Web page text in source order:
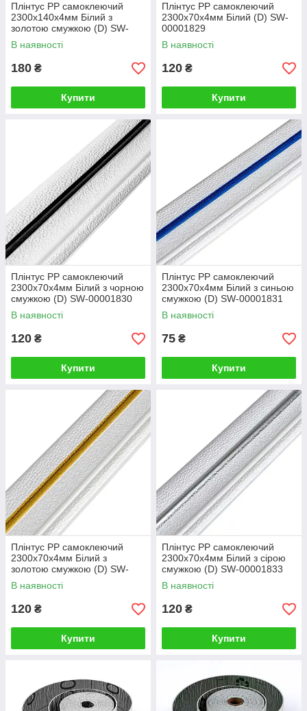
Плінтус РР самоклеючий
2300х140х4мм Білий з
золотою смужкою (D) SW-
00001812
В наявності
180 ₴
Купити
Плінтус РР самоклеючий
2300х70х4мм Білий (D) SW-
00001829
В наявності
120 ₴
Купити
Плінтус РР самоклеючий
2300х70х4мм Білий з чорною
смужкою (D) SW-00001830
В наявності
120 ₴
Купити
Плінтус РР самоклеючий
2300х70х4мм Білий з синьою
смужкою (D) SW-00001831
В наявності
75 ₴
Купити
Плінтус РР самоклеючий
2300х70х4мм Білий з
золотою смужкою (D) SW-
00001832
В наявності
120 ₴
Купити
Плінтус РР самоклеючий
2300х70х4мм Білий з сірою
смужкою (D) SW-00001833
В наявності
120 ₴
Купити